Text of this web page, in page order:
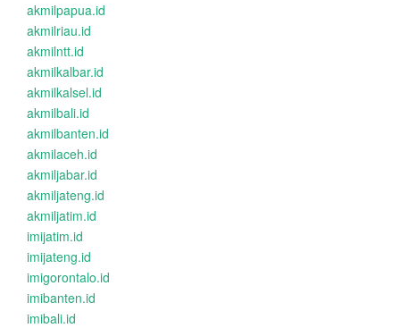
akmilpapua.id
akmilriau.id
akmilntt.id
akmilkalbar.id
akmilkalsel.id
akmilbali.id
akmilbanten.id
akmilaceh.id
akmiljabar.id
akmiljateng.id
akmiljatim.id
imijatim.id
imijateng.id
imigorontalo.id
imibanten.id
imibali.id